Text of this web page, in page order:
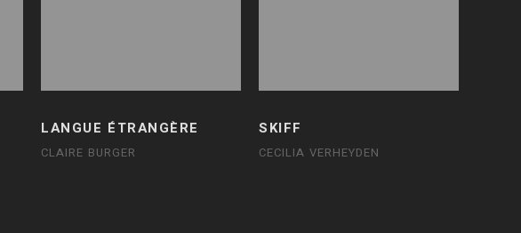
LANGUE ÉTRANGÈRE
CLAIRE BURGER
SKIFF
CECILIA VERHEYDEN